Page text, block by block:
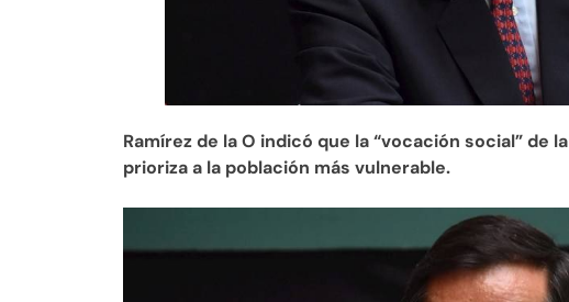
Ramírez de la O indicó que la “vocación social” de
prioriza a la población más vulnerable.